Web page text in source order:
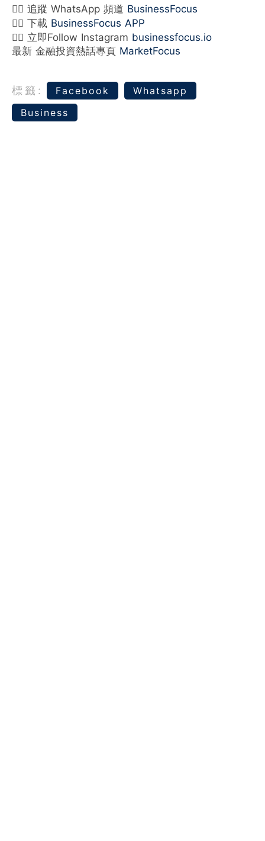
👉🏻 追蹤 WhatsApp 頻道 BusinessFocus
👉🏻 下載 BusinessFocus APP
👉🏻 立即Follow Instagram businessfocus.io
最新 金融投資熱話專頁 MarketFocus
標籤: Facebook
Whatsapp
Business